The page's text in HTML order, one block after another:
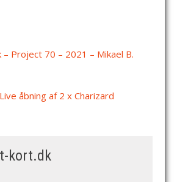
Project 70 – 2021 – Mikael B.
åbning af 2 x Charizard
kort.dk